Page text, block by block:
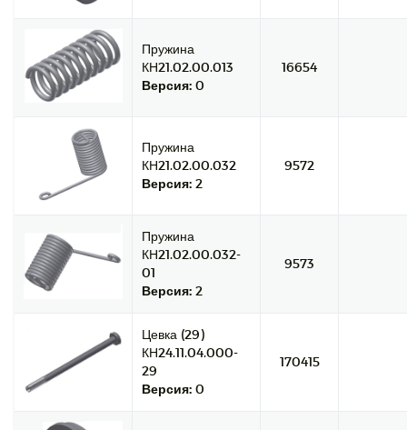
Пружина
КН21.02.00.013
Версия: 0
16654
Пружина
КН21.02.00.032
Версия: 2
9572
Пружина
КН21.02.00.032-
01
Версия: 2
9573
Цевка (29)
КН24.11.04.000-
29
Версия: 0
170415